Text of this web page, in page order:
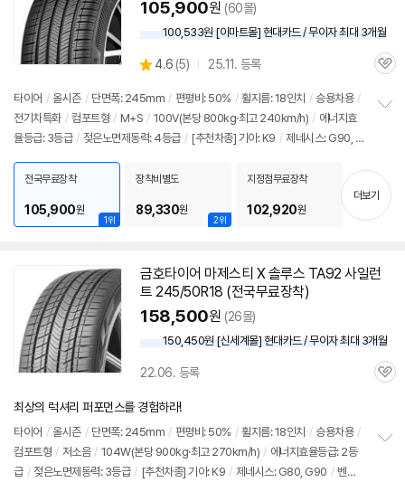
105,900원 (60몰)
100,533원 [이마트몰] 현대카드 / 무이자 최대 3개월
별
점
4.6 (상
리
뷰
5) 25.11. 등록
관
타이어 / 올시즌 / 단면폭: 245mm / 편평비: 50% / 휠지름: 18인치 / 승용차용 /
전기차특화 / 컴포트형 / M+S / 100V(본당 800kg·최고 240km/h) / 에너지효
율등급: 3등급 / 젖은노면제동력: 4등급 / [추천차종] 기아: K9 / 제네시스: G90, G
기
1위
전국무료장착
105,900원
2위
장착비별도
89,330원
지정점무료장착
102,920원
더보기
금호타이어 마제스티 X 솔루스 TA92 사일런
트 245/50R18 (전국무료장착)
158,500원 (26몰)
150,450원 [신세계몰] 현대카드 / 무이자 최대 3개월
22.06. 등록
관
최상의 럭셔리 퍼포먼스를 경험하라!
타이어 / 올시즌 / 단면폭: 245mm / 편평비: 50% / 휠지름: 18인치 / 승용차용 /
컴포트형 / 저소음 / 104W(본당 900kg·최고 270km/h) / 에너지효율등급: 2등
급 / 젖은노면제동력: 3등급 / [추천차종] 기아: K9 / 제네시스: G80, G90 / 벤츠: